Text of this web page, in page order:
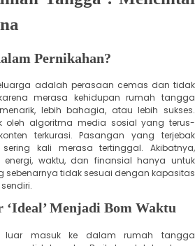
Pernikahan?
adalah perasaan cemas dan tidak
merasa kehidupan rumah tangga
lebih bahagia, atau lebih sukses.
oleh algoritma media sosial yang terus-
terkurasi. ​Pasangan yang terjebak
kali merasa tertinggal. Akibatnya,
energi, waktu, dan finansial hanya untuk
sebenarnya tidak sesuai dengan kapasitas
‘Ideal’ Menjadi Bom Waktu
luar masuk ke dalam rumah tangga